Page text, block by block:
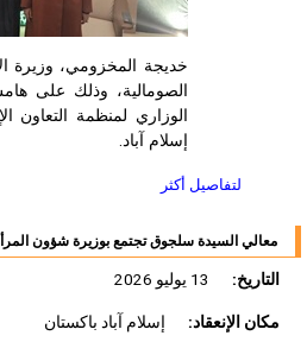
خديجة المخزومي، وزيرة
الصومالية، وذلك على هامش
الوزاري لمنظمة التعاون
إسلام آباد.
لتفاصيل أكثر
معالي السيدة سلجوق تجتمع بوزيرة شؤون المرأة
التاريخ:
مكان الإنعقاد:
إسلام آباد باكستان